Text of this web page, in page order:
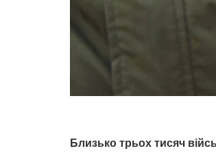
Близько трьох тисяч